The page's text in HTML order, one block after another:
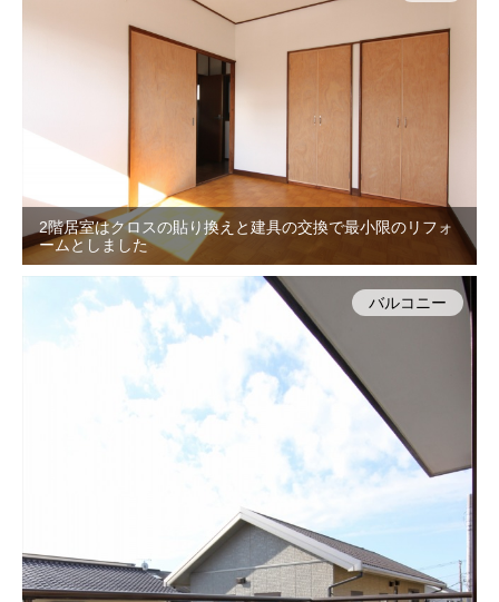
2階居室はクロスの貼り換えと建具の交換で最小限のリフォ
ームとしました
バルコニー